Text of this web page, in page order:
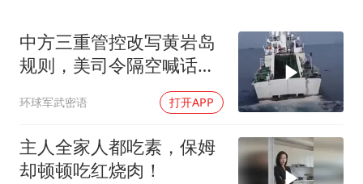
36岁男演员成景区NPC后人气爆棚
检测列车撞人致11死2伤 涉事单位被罚
宇树王兴兴被问了360多个问题
乐享全民健身 共筑健康中国
中方三重管控改写黄岩岛
规则，美司令隔空喊话露
环球军武密语 打开APP
主人全家人都吃素，保姆
却顿顿吃红烧肉！